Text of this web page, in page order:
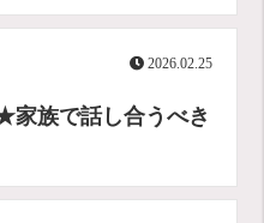
2026.02.25
家族で話し合うべき